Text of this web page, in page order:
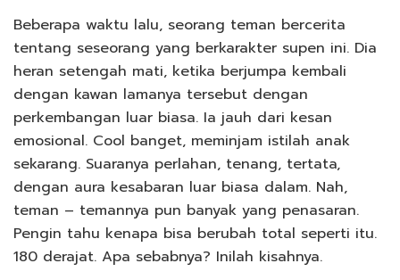
Beberapa waktu lalu, seorang teman bercerita
tentang seseorang yang berkarakter supen ini. Dia
heran setengah mati, ketika berjumpa kembali
dengan kawan lamanya tersebut dengan
perkembangan luar biasa. Ia jauh dari kesan
emosional. Cool banget, meminjam istilah anak
sekarang. Suaranya perlahan, tenang, tertata,
dengan aura kesabaran luar biasa dalam. Nah,
teman – temannya pun banyak yang penasaran.
Pengin tahu kenapa bisa berubah total seperti itu.
180 derajat. Apa sebabnya? Inilah kisahnya.